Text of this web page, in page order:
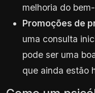
melhoria do
Promoções de
uma consulta
pode ser uma
que ainda estão